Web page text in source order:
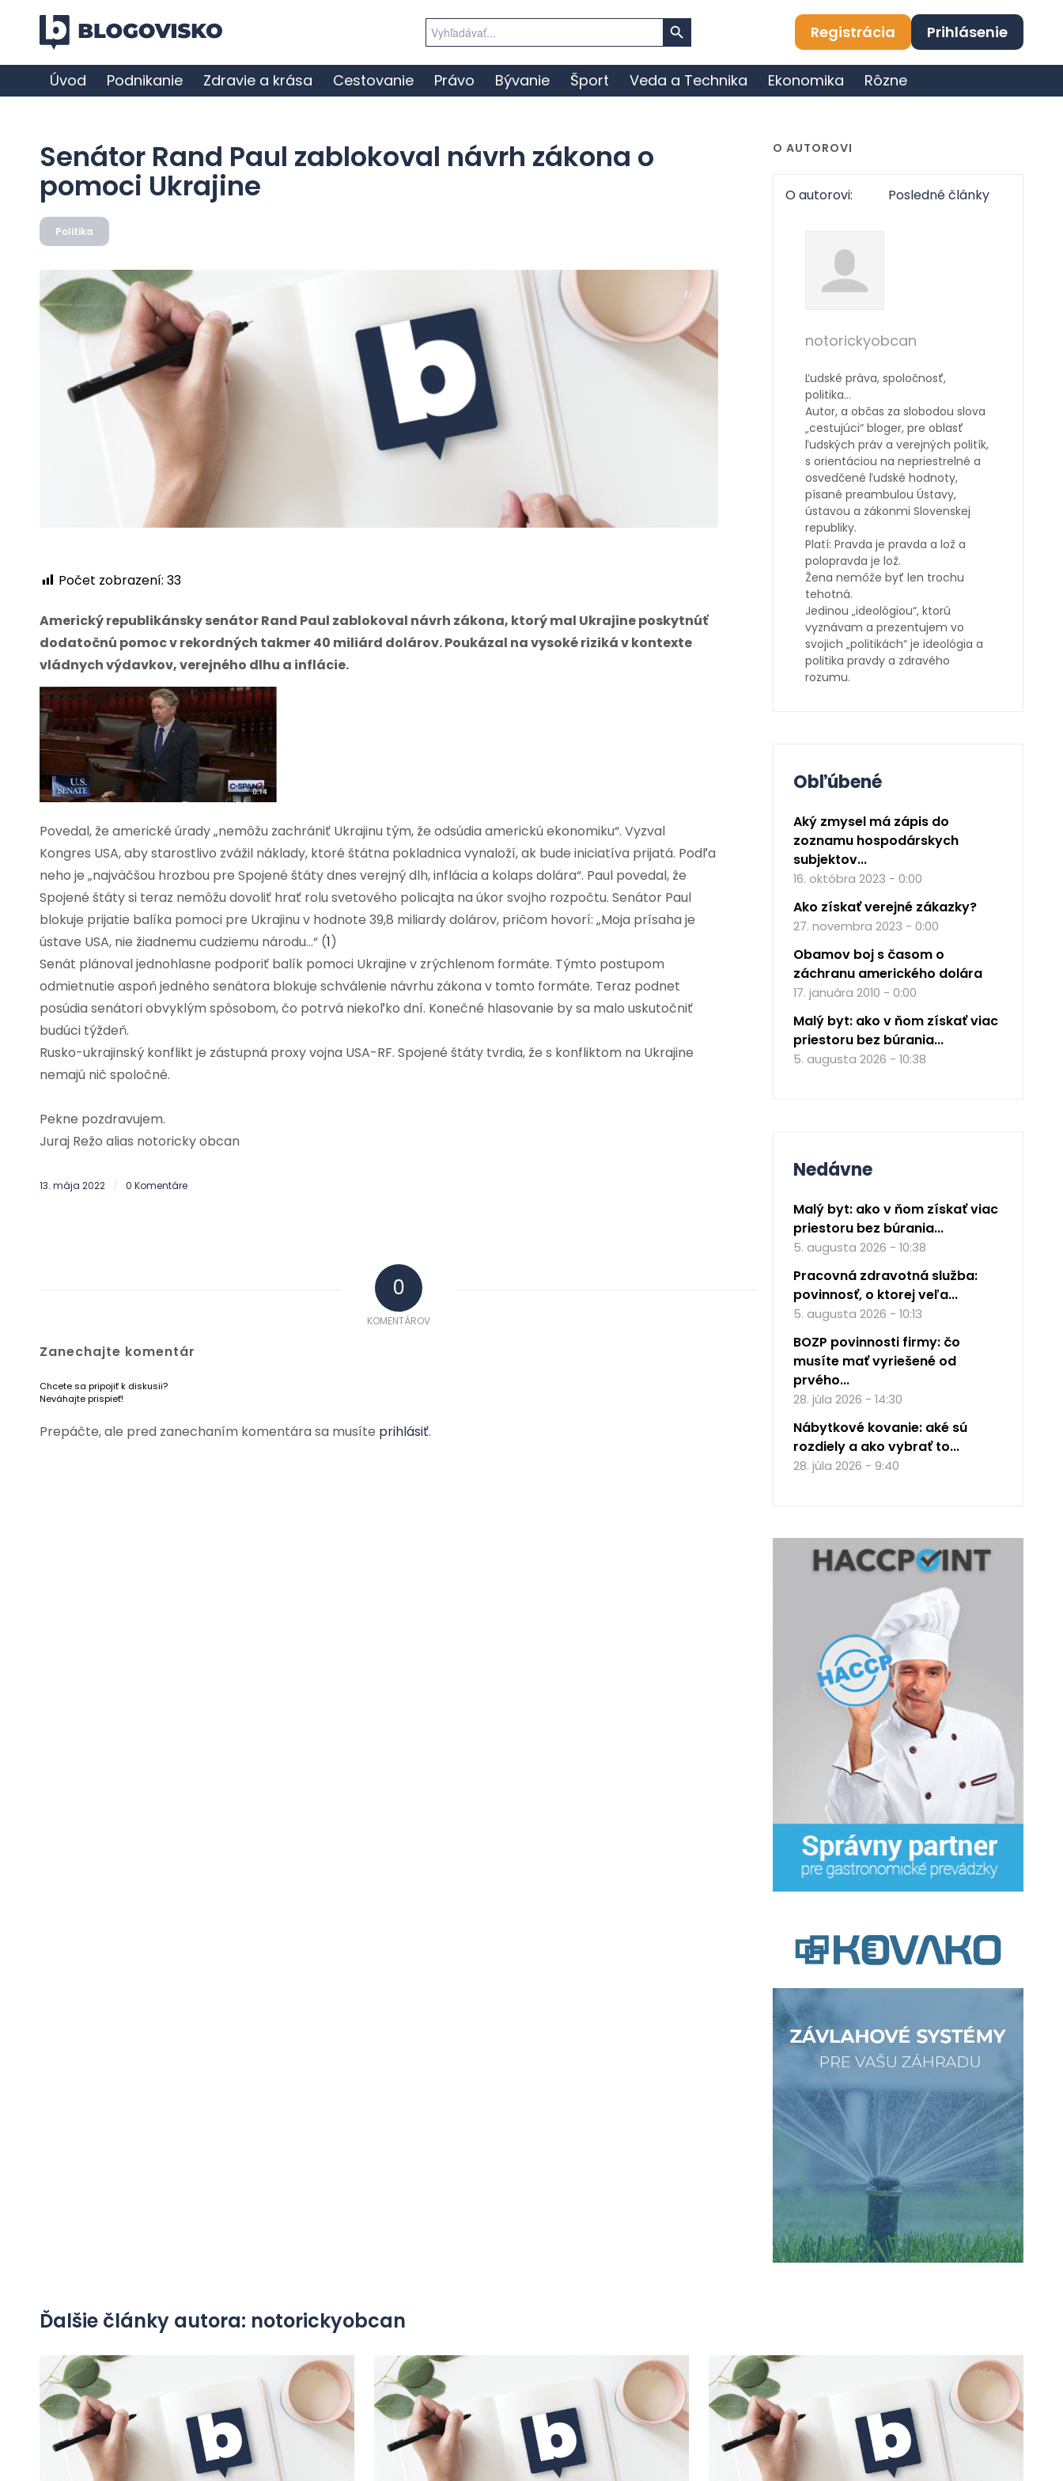
for:
Search Button
Registrácia Prihlásenie
Úvod Podnikanie Zdravie a krása Cestovanie Právo Bývanie Šport Veda a Technika Ekonomika Rôzne
Senátor Rand Paul zablokoval návrh zákona o
pomoci Ukrajine
Politika
Počet zobrazení: 33
Americký republikánsky senátor Rand Paul zablokoval návrh zákona, ktorý mal Ukrajine poskytnúť
dodatočnú pomoc v rekordných takmer 40 miliárd dolárov. Poukázal na vysoké riziká v kontexte
vládnych výdavkov, verejného dlhu a inflácie.
Povedal, že americké úrady „nemôžu zachrániť Ukrajinu tým, že odsúdia americkú ekonomiku“. Vyzval
Kongres USA, aby starostlivo zvážil náklady, ktoré štátna pokladnica vynaloží, ak bude iniciatíva prijatá. Podľa
neho je „najväčšou hrozbou pre Spojené štáty dnes verejný dlh, inflácia a kolaps dolára“. Paul povedal, že
Spojené štáty si teraz nemôžu dovoliť hrať rolu svetového policajta na úkor svojho rozpočtu. Senátor Paul
blokuje prijatie balíka pomoci pre Ukrajinu v hodnote 39,8 miliardy dolárov, pričom hovorí: „Moja prísaha je
ústave USA, nie žiadnemu cudziemu národu…“ (1)
Senát plánoval jednohlasne podporiť balík pomoci Ukrajine v zrýchlenom formáte. Týmto postupom
odmietnutie aspoň jedného senátora blokuje schválenie návrhu zákona v tomto formáte. Teraz podnet
posúdia senátori obvyklým spôsobom, čo potrvá niekoľko dní. Konečné hlasovanie by sa malo uskutočniť
budúci týždeň.
Rusko-ukrajinský konflikt je zástupná proxy vojna USA-RF. Spojené štáty tvrdia, že s konfliktom na Ukrajine
nemajú nič spoločné.
Pekne pozdravujem.
Juraj Režo alias notoricky obcan
13. mája 2022 / 0 Komentáre
0
KOMENTÁROV
Zanechajte komentár
Chcete sa pripojiť k diskusii?
Neváhajte prispieť!
Prepáčte, ale pred zanechaním komentára sa musíte prihlásiť.
O AUTOROVI
O autorovi: Posledné články
notorickyobcan
Ľudské práva, spoločnosť,
politika…
Autor, a občas za slobodou slova
„cestujúci“ bloger, pre oblasť
ľudských práv a verejných politík,
s orientáciou na nepriestrelné a
osvedčené ľudské hodnoty,
písané preambulou Ústavy,
ústavou a zákonmi Slovenskej
republiky.
Platí: Pravda je pravda a lož a
polopravda je lož.
Žena nemôže byť len trochu
tehotná.
Jedinou „ideológiou“, ktorú
vyznávam a prezentujem vo
svojich „politikách“ je ideológia a
politika pravdy a zdravého
rozumu.
Obľúbené
Aký zmysel má zápis do
zoznamu hospodárskych
subjektov...
16. októbra 2023 - 0:00
Ako získať verejné zákazky?
27. novembra 2023 - 0:00
Obamov boj s časom o
záchranu amerického dolára
17. januára 2010 - 0:00
Malý byt: ako v ňom získať viac
priestoru bez búrania...
5. augusta 2026 - 10:38
Nedávne
Malý byt: ako v ňom získať viac
priestoru bez búrania...
5. augusta 2026 - 10:38
Pracovná zdravotná služba:
povinnosť, o ktorej veľa...
5. augusta 2026 - 10:13
BOZP povinnosti firmy: čo
musíte mať vyriešené od
prvého...
28. júla 2026 - 14:30
Nábytkové kovanie: aké sú
rozdiely a ako vybrať to...
28. júla 2026 - 9:40
Ďalšie články autora: notorickyobcan